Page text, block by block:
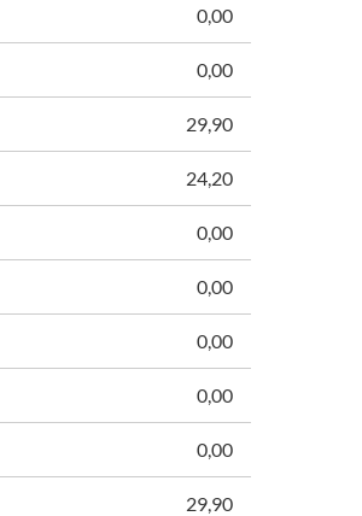
0,00
0,00
29,90
24,20
0,00
0,00
0,00
0,00
0,00
29,90